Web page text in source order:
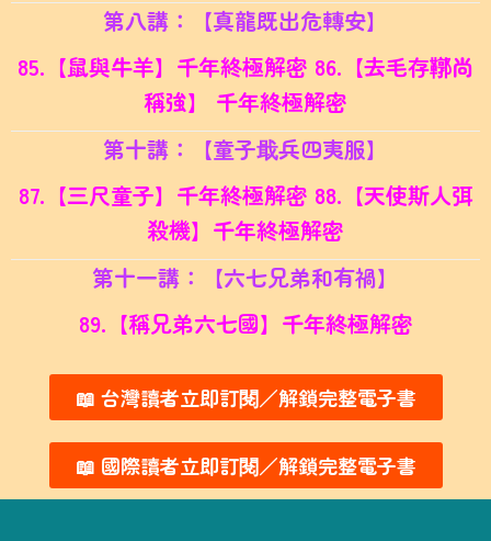
第八講：【真龍既出危轉安】
85.【鼠與牛羊】千年終極解密 86. 【去毛存鞹尚
稱強】 千年終極解密
第十講：【童子戢兵四夷服】
87.【三尺童子】千年終極解密 88. 【天使斯人弭
殺機】千年終極解密
第十一講：【六七兄弟和有禍】
89.【稱兄弟六七國】千年終極解密
📖 台灣讀者立即訂閱／解鎖完整電子書
📖 國際讀者立即訂閱／解鎖完整電子書